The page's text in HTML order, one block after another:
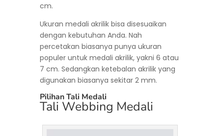
cm.
Ukuran medali akrilik bisa disesuaikan
dengan kebutuhan Anda. Nah
percetakan biasanya punya ukuran
populer untuk medali akrilik, yakni 6 atau
7 cm. Sedangkan ketebalan akrilik yang
digunakan biasanya sekitar 2 mm.
Pilihan Tali Medali
Tali Webbing Medali